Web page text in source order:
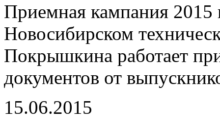
Приемная кампания 2015
Новосибирском
Покрышкина работает
документов от
15.06.2015